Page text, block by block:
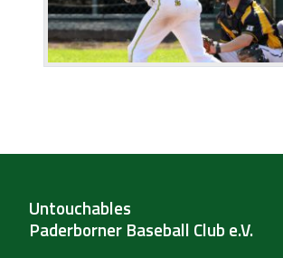
Untouchables
Paderborner Baseball Club e.V.